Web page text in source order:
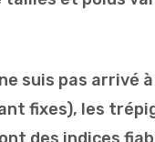
suis pas arrivé
fixes), les